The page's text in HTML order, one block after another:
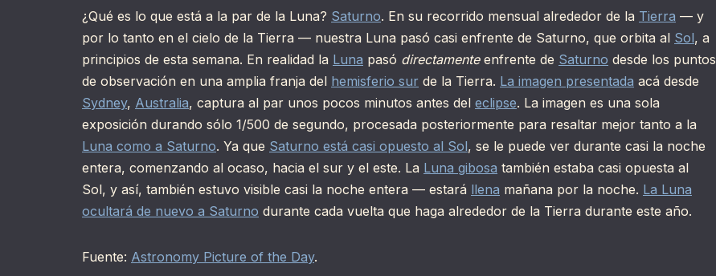
¿Qué es lo que está a la par de la Luna? Saturno. En su recorrido mensual alrededor de la Tierra — y
por lo tanto en el cielo de la Tierra — nuestra Luna pasó casi enfrente de Saturno, que orbita al Sol, a
principios de esta semana. En realidad la Luna pasó directamenteenfrente de Saturno desde los puntos
de observación en una amplia franja del hemisferio sur de la Tierra. La imagen presentada acá desde
Sydney, Australia, captura al par unos pocos minutos antes del eclipse. La imagen es una sola
exposición durando sólo 1/500 de segundo, procesada posteriormente para resaltar mejor tanto a la
Luna como a Saturno. Ya que Saturno está casi opuesto al Sol, se le puede ver durante casi la noche
entera, comenzando al ocaso, hacia el sur y el este. La Luna gibosa también estaba casi opuesta al
Sol, y así, también estuvo visible casi la noche entera — estará llena mañana por la noche. La Luna
ocultará de nuevo a Saturno durante cada vuelta que haga alrededor de la Tierra durante este año.
Fuente: Astronomy Picture of the Day.